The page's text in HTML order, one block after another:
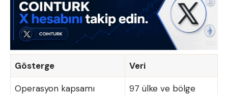
Gösterge Veri
Operasyon kapsamı 97 ülke ve bölge